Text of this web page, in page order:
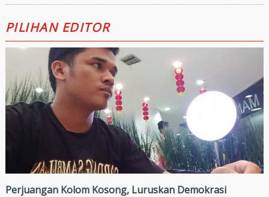
Indonesia
PILIHAN EDITOR
Perjuangan Kolom Kosong, Luruskan Demokrasi